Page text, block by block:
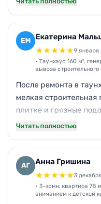
почистили
поверхности,
стало реально
для такого объема, а
по делу.
ЕМ Екатерина
★★★★★9 января
• Таунхаус 160 м²,
вывоза
После ремонта в
мелкая строительная
плитке и грязные
что это растянется
санузлах, убрали
радиаторов, довели
внутри. Ребята
работали быстро, не
Читать полностью
АГ Анна Гришина
★★★★★3
• 3-комн. квартира 78
вниманием к детской